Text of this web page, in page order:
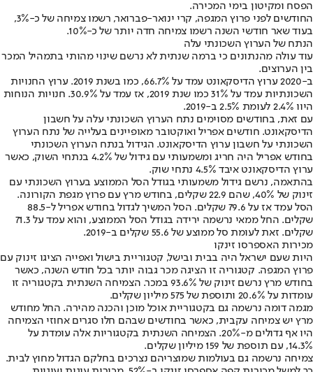
הפסח ומקיטון בימי המכירה.
החודשים לפני פרוץ המגפה, קרי ינואר-פברואר, רשמו צמיחה של כ-3%,
בעוד שאר חודשי השנה רשמו צמיחה חדה יותר של כ-10%.
הנתח של הערוץ השכונתי עלה
עוד עולה מהנתונים כי ברמה שנתית לא נרשם שינוי מהותי בתמהיל המכר
בין הערוצים.
ב-2020 ערוץ הדיסקאונט עמד על 66.7%, כמו בשנת 2019. ערוץ החנויות
השכונתיות עמד על 31% כמו שנת 2019, אז עמד על 30.9%. חנויות הנוחות
היוו 2.4% לעומת 2.5% ב-2019.
עם זאת, בחודשים מסוימים נתח הערוץ השכונתי עלה על חשבון
הדיסקאונט. חודשים אפריל ואוקטובר מאופיינים בעלייה של נתח הערוץ
השכונתי על חשבון ערוץ הדיסקאונט. הגידול בנתח הערוץ השכונתי
בחודש אפריל היה חריג ומשמעותי עם גידול של 4.2% בנתחי השוק, כאשר
ערוץ הדיסקאונט איבד 4.5% נתחי שוק.
בהתאמה, נרשם גידול משמעותי בגודל הסל הממוצע בערוץ השכונתי עם
זינוק של 40%, שהם 22.9 שקלים, בחודש מרץ עם פרוץ מגפת הקורונה.
הסל עמד אז על 79.6 שקלים. הסל המשיך לגדול בחודש אפריל ל-88.5
שקלים. החל ממאי נרשמה ירידה בגודל הסל הממוצע, והוא עמד על 71.3
שקלים. זאת לעומת סל ממוצע של 55.6 שקלים ב-2019.
מכירות האספרסו זינקו
היות שעם ישראל היה בבית ובישל, קטגוריית בישול ואפייה הציגו זינוק עם
פרוץ המגפה. קטגוריה זו הציגה מכר גבוה יותר בכל חודש השנה, כאשר
בחודש מרץ נרשם זינוק של 93.6% במכר. הצמיחה השנתית בקטגוריה זו
עומדות על 20.6% ותוספת של 575 מיליון שקלים.
מגמה דומה נרשמה גם בקטגוריית אוכל מוכן והכנה מהירה. החל מחודש
מרץ יש צמיחה עקבית, כאשר בחודשים שבהם חלו סגרים אחוזי הצמיחה
היו אף גדולים מ-20%. הצמיחה השנתית בקטגוריות אלה עומדת על
14.3%, עם תוספת של 159 מיליון שקלים.
צמיחה נרשמה גם בעולמות שמוצריהם נצרכים בחלקם הגדול מחוץ לבית.